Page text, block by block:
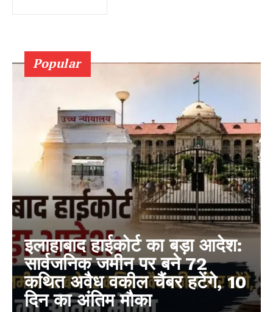
Popular
इलाहाबाद हाईकोर्ट का बड़ा आदेश:
सार्वजनिक जमीन पर बने 72
कथित अवैध वकील चैंबर हटेंगे, 10
दिन का अंतिम मौका